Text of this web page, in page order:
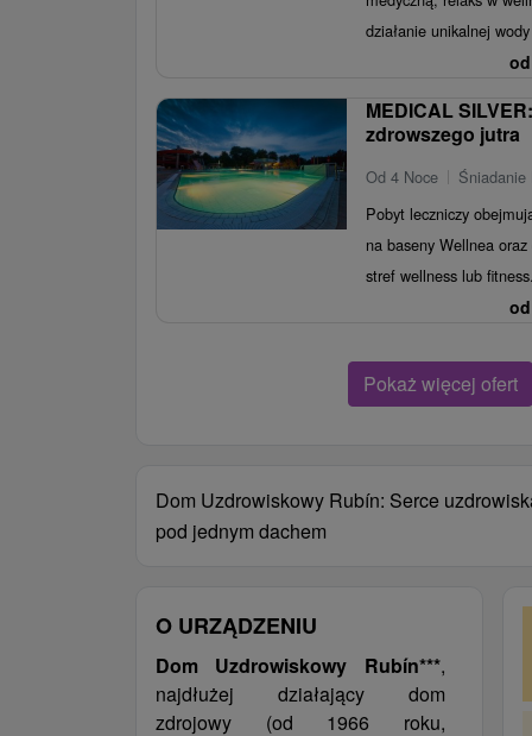
działanie unikalnej
od
MEDICAL
zdrowszego jutra
Od 4 Noce
Pobyt leczniczy
na baseny Wellnea
stref wellness lub fitness.
od
Pokaż więcej ofert
Dom Uzdrowiskowy Rubín: Serce
pod jednym dachem
O URZĄDZENIU
Dom Uzdrowiskowy Rubín***,
najdłużej działający dom
zdrojowy (od 1966 roku,